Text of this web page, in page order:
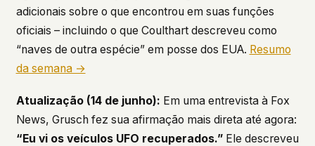
adicionais sobre o que encontrou em suas funções
oficiais – incluindo o que Coulthart descreveu como
“naves de outra espécie” em posse dos EUA. Resumo
da semana →
Atualização (14 de junho): Em uma entrevista à Fox
News, Grusch fez sua afirmação mais direta até agora:
“Eu vi os veículos UFO recuperados.”Ele descreveu